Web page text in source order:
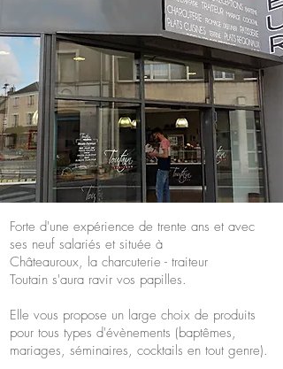
Forte d'une expérience de trente ans et avec
ses neuf salariés et située à
Châteauroux, la charcuterie - traiteur
Toutain s'aura ravir vos papilles.
Elle vous propose un large choix de produits
pour tous types d'évènements (baptêmes,
mariages, séminaires, cocktails en tout genre).